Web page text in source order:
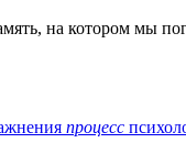
на котором мы
процесс